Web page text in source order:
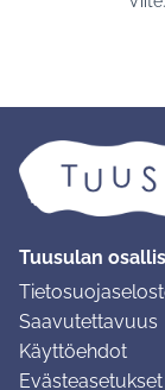
Tuusulan
Saavutettavuus
Käyttöehdot
Evästeasetukset